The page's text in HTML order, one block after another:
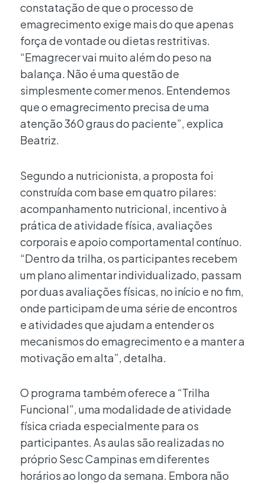
constatação de que o processo de
emagrecimento exige mais do que apenas
força de vontade ou dietas restritivas.
“Emagrecer vai muito além do peso na
balança. Não é uma questão de
simplesmente comer menos. Entendemos
que o emagrecimento precisa de uma
atenção 360 graus do paciente”, explica
Beatriz.
Segundo a nutricionista, a proposta foi
construída com base em quatro pilares:
acompanhamento nutricional, incentivo à
prática de atividade física, avaliações
corporais e apoio comportamental contínuo.
“Dentro da trilha, os participantes recebem
um plano alimentar individualizado, passam
por duas avaliações físicas, no início e no fim,
onde participam de uma série de encontros
e atividades que ajudam a entender os
mecanismos do emagrecimento e a manter a
motivação em alta”, detalha.
O programa também oferece a “Trilha
Funcional”, uma modalidade de atividade
física criada especialmente para os
participantes. As aulas são realizadas no
próprio Sesc Campinas em diferentes
horários ao longo da semana. Embora não